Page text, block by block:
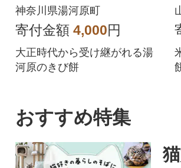
神奈川県湯河原町
寄付金額 4,000円
大正時代から受け継がれる湯
河原のきび餅
おすすめ特集